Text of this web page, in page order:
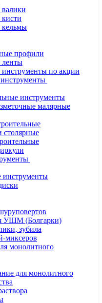
кельмы
профили
по акции
инструменты
малярные
столярные
инструменты
УШМ (Болгарки)
зубила
миксеров
монолитного
для монолитного